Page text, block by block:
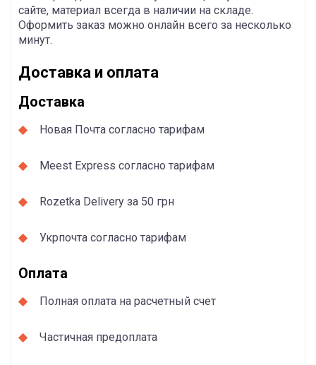
сайте, материал всегда в наличии на складе.
Оформить заказ можно онлайн всего за несколько
минут.
Доставка и оплата
Доставка
Новая Почта согласно тарифам
Meest Express согласно тарифам
Rozetka Delivery за 50 грн
Укрпочта согласно тарифам
Оплата
Полная оплата на расчетный счет
Частичная предоплата